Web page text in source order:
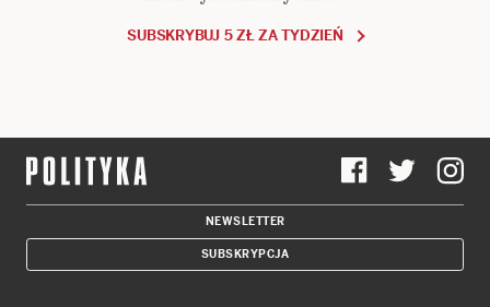
SUBSKRYBUJ 5 ZŁ ZA TYDZIEŃ
NEWSLETTER
SUBSKRYPCJA